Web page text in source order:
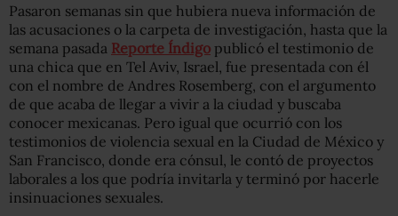
Pasaron semanas sin que hubiera nueva información de
las acusaciones o la carpeta de investigación, hasta que la
semana pasada Reporte Índigo publicó el testimonio de
una chica que en Tel Aviv, Israel, fue presentada con él
con el nombre de Andres Rosemberg, con el argumento
de que acaba de llegar a vivir a la ciudad y buscaba
conocer mexicanas. Pero igual que ocurrió con los
testimonios de violencia sexual en la Ciudad de México y
San Francisco, donde era cónsul, le contó de proyectos
laborales a los que podría invitarla y terminó por hacerle
insinuaciones sexuales.